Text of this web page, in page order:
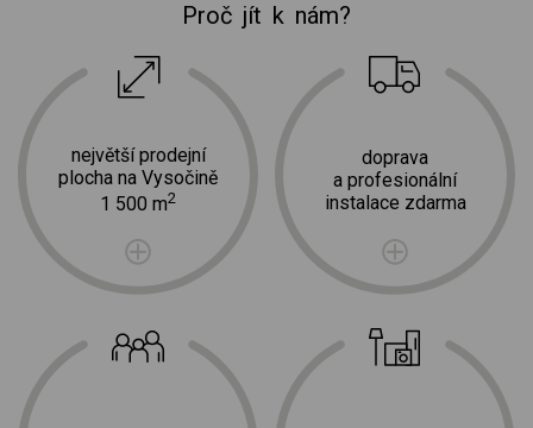
Proč jít k nám?
největší prodejní
plocha na Vysočině
1 500 m2
doprava
a profesionální
instalace zdarma